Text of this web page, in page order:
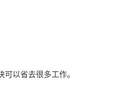
以省去很多工作。